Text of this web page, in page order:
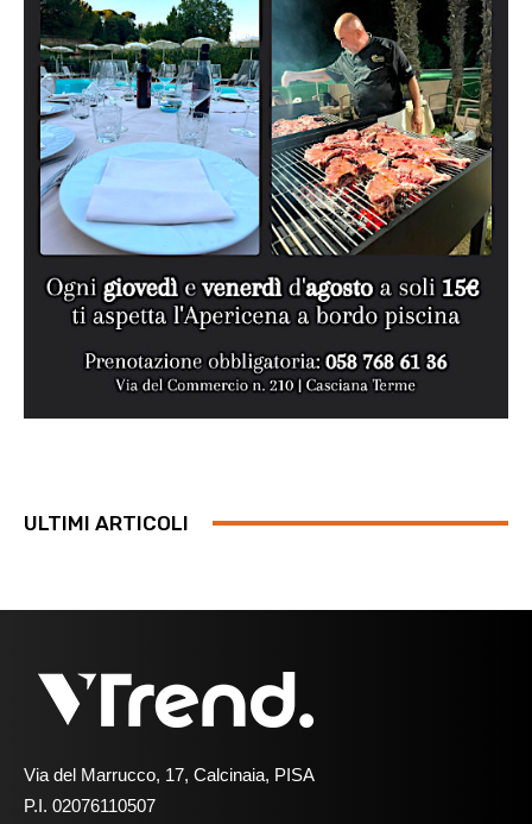
ULTIMI ARTICOLI
Via del Marrucco, 17, Calcinaia, PISA
P.I. 02076110507